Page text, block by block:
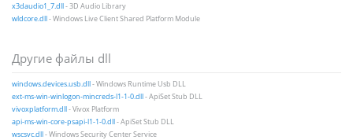
x3daudio1_7.dll- 3D Audio Library
wldcore.dll- Windows Live Client Shared Platform Module
Другие файлы dll
windows.devices.usb.dll- Windows Runtime Usb DLL
ext-ms-win-winlogon-mincreds-l1-1-0.dll- ApiSet Stub DLL
vivoxplatform.dll- Vivox Platform
api-ms-win-core-psapi-l1-1-0.dll- ApiSet Stub DLL
wscsvc.dll- Windows Security Center Service